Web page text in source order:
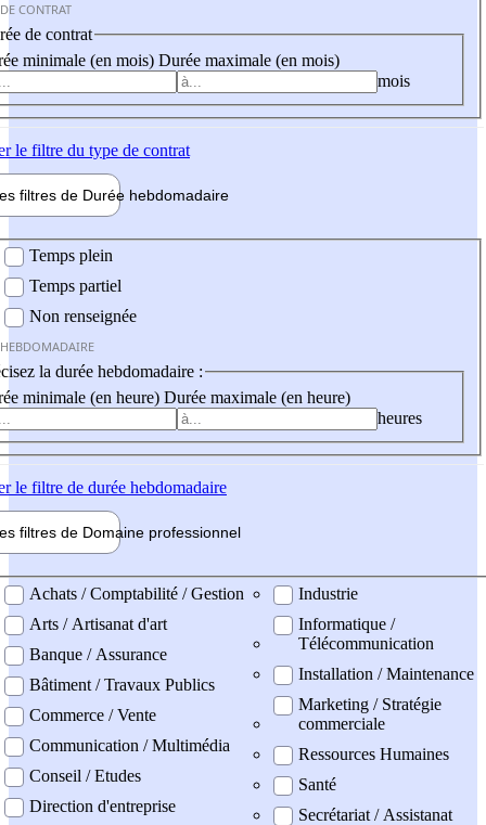
CONTRAT
de contrat
minimale (en mois) Durée maximale (en mois)
mois
le filtre du type de contrat
filtres de Durée hebdomadaire
Temps plein
Temps partiel
Non renseignée
la durée hebdomadaire :
minimale (en heure) Durée maximale (en heure)
heures
le filtre de durée hebdomadaire
filtres de Domaine professionnel
professionel
Achats / Comptabilité / Gestion
Arts / Artisanat d'art
Banque / Assurance
Bâtiment / Travaux Publics
Commerce / Vente
Communication / Multimédia
Conseil / Etudes
Direction d'entreprise
Industrie
Informatique /
Télécommunication
Installation / Maintenance
Marketing / Stratégie
commerciale
Ressources Humaines
Santé
Secrétariat / Assistanat